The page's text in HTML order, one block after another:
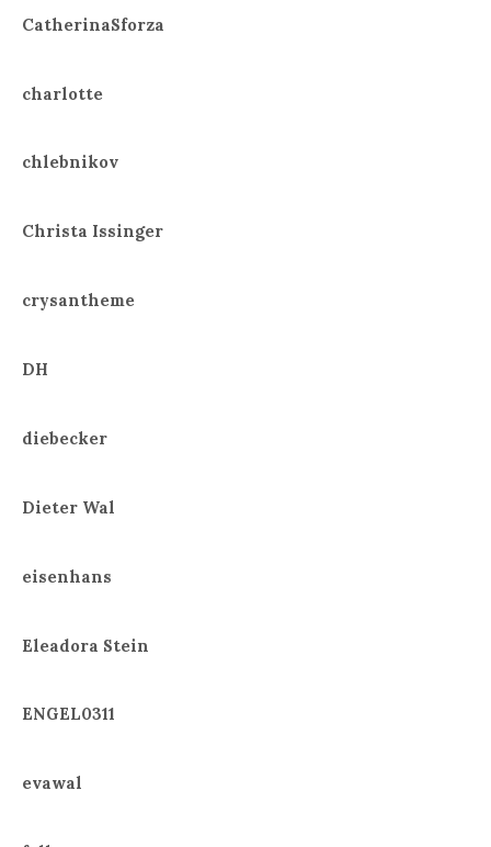
CatherinaSforza
charlotte
chlebnikov
Christa Issinger
crysantheme
DH
diebecker
Dieter Wal
eisenhans
Eleadora Stein
ENGEL0311
evawal